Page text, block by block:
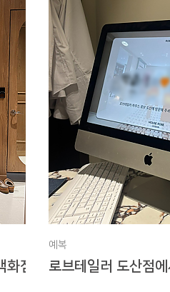
화점 후기
예복
로브테일러 도산점